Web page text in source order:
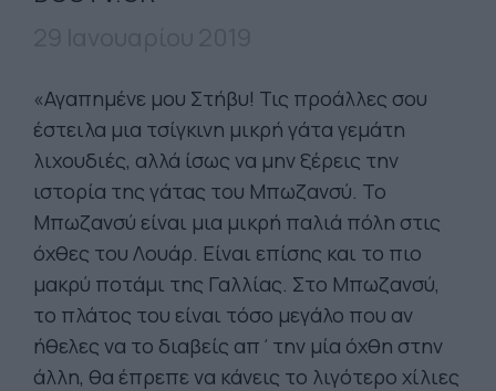
«Αγαπημένε μου Στήβυ! Τις προάλλες σου
έστειλα μια τσίγκινη μικρή γάτα γεμάτη
λιχουδιές, αλλά ίσως να μην ξέρεις την
ιστορία της γάτας του Μπωζανσύ. Το
Μπωζανσύ είναι μια μικρή παλιά πόλη στις
όχθες του Λουάρ. Είναι επίσης και το πιο
μακρύ ποτάμι της Γαλλίας. Στο Μπωζανσύ,
το πλάτος του είναι τόσο μεγάλο που αν
ήθελες να το διαβείς απ΄την μία όχθη στην
άλλη, θα έπρεπε να κάνεις το λιγότερο χίλιες